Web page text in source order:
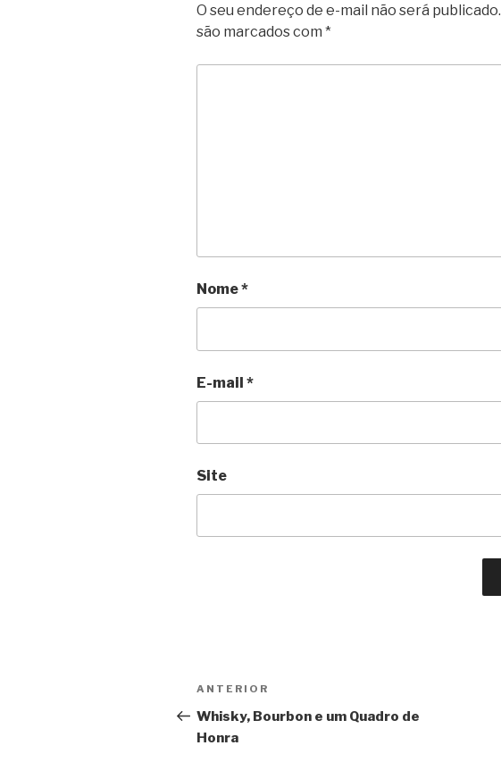
O seu endereço de e-mail não será publicado.
são marcados com *
Nome*
E-mail *
Site
Navegação
de
Post
Anterior
ANTERIOR
Whisky, Bourbon e um Quadro de
Honra